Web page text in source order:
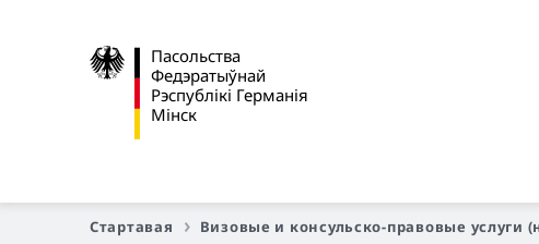
Пасольства
Федэратыўнай
Рэспублікі Германія
Мінск
Стартавая Визовые и консульско-правовые услуги